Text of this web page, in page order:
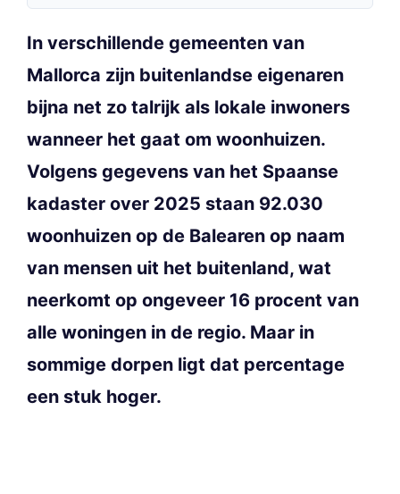
In verschillende gemeenten van
Mallorca zijn buitenlandse eigenaren
bijna net zo talrijk als lokale inwoners
wanneer het gaat om woonhuizen.
Volgens gegevens van het Spaanse
kadaster over 2025 staan 92.030
woonhuizen op de Balearen op naam
van mensen uit het buitenland, wat
neerkomt op ongeveer 16 procent van
alle woningen in de regio. Maar in
sommige dorpen ligt dat percentage
een stuk hoger.